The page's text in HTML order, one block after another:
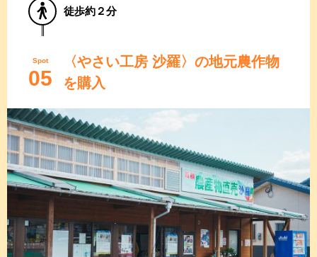
徒歩約２分
Spot
05
〈やさい工房 沙羅〉の地元農作物
を購入